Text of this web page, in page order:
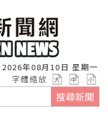
2026年08月10日 星期一
字體縮放
搜尋新聞